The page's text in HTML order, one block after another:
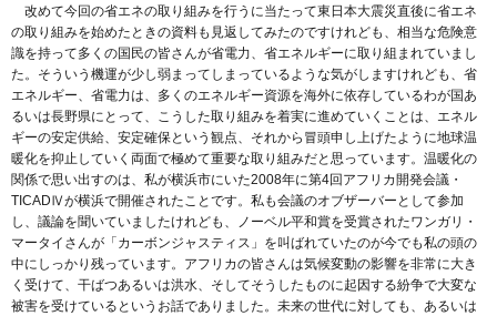
改めて今回の省エネの取り組みを行うに当たって東日本大震災直後に省エネ
の取り組みを始めたときの資料も見返してみたのですけれども、相当な危険意
識を持って多くの国民の皆さんが省電力、省エネルギーに取り組まれていまし
た。そういう機運が少し弱まってしまっているような気がしますけれども、省
エネルギー、省電力は、多くのエネルギー資源を海外に依存しているわが国あ
るいは長野県にとって、こうした取り組みを着実に進めていくことは、エネル
ギーの安定供給、安定確保という観点、それから冒頭申し上げたように地球温
暖化を抑止していく両面で極めて重要な取り組みだと思っています。温暖化の
関係で思い出すのは、私が横浜市にいた2008年に第4回アフリカ開発会議・
TICADⅣが横浜で開催されたことです。私も会議のオブザーバーとして参加
し、議論を聞いていましたけれども、ノーベル平和賞を受賞されたワンガリ・
マータイさんが「カーボンジャスティス」を叫ばれていたのが今でも私の頭の
中にしっかり残っています。アフリカの皆さんは気候変動の影響を非常に大き
く受けて、干ばつあるいは洪水、そしてそうしたものに起因する紛争で大変な
被害を受けているというお話でありました。未来の世代に対しても、あるいは